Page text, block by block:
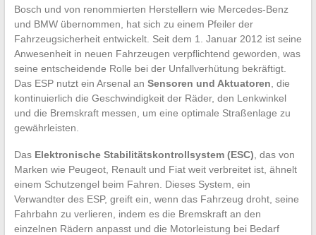
Bosch und von renommierten Herstellern wie Mercedes-Benz
und BMW übernommen, hat sich zu einem Pfeiler der
Fahrzeugsicherheit entwickelt. Seit dem 1. Januar 2012 ist seine
Anwesenheit in neuen Fahrzeugen verpflichtend geworden, was
seine entscheidende Rolle bei der Unfallverhütung bekräftigt.
Das ESP nutzt ein Arsenal an Sensoren und Aktuatoren , die
kontinuierlich die Geschwindigkeit der Räder, den Lenkwinkel
und die Bremskraft messen, um eine optimale Straßenlage zu
gewährleisten.
Das Elektronische Stabilitätskontrollsystem (ESC) , das von
Marken wie Peugeot, Renault und Fiat weit verbreitet ist, ähnelt
einem Schutzengel beim Fahren. Dieses System, ein
Verwandter des ESP, greift ein, wenn das Fahrzeug droht, seine
Fahrbahn zu verlieren, indem es die Bremskraft an den
einzelnen Rädern anpasst und die Motorleistung bei Bedarf